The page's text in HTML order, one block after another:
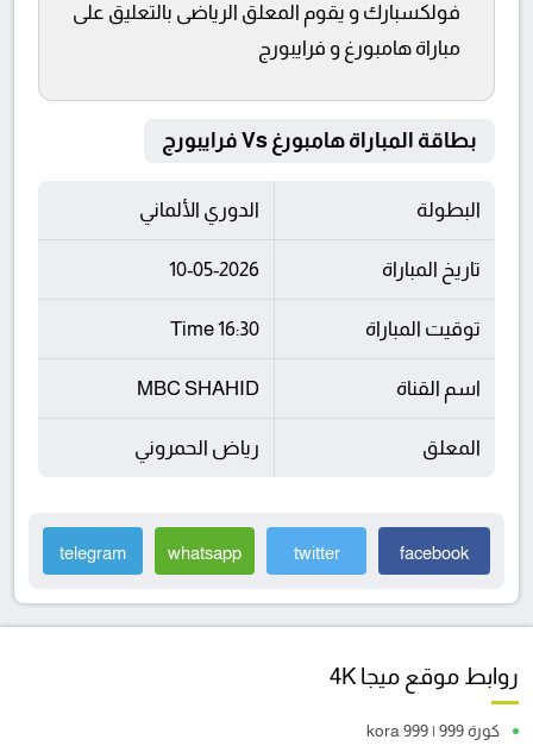
فولكسبارك و يقوم المعلق الرياضى بالتعليق على
مباراة هامبورغ و فرايبورج
بطاقة المباراة هامبورغ Vs فرايبورج
البطولة الدوري الألماني
تاريخ المباراة 10-05-2026
توقيت المباراة 16:30 Time
اسم القناة MBC SHAHID
المعلق رياض الحمروني
facebook
twitter
whatsapp
telegram
روابط موقع ميجا 4K
كورة 999 | kora 999